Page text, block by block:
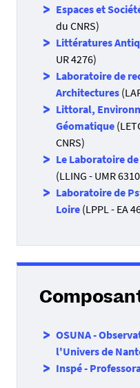
Espaces et
du CNRS)
Littératures
UR 4276)
Laboratoire de
Architectures
Littoral,
Géomatique
CNRS)
Le Laboratoire
(LLING - UMR
Laboratoire de
Loire (LPPL - EA
OSUNA -
l'Univers de
Inspé -